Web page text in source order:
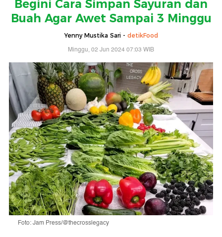
Begini Cara Simpan Sayuran dan
Buah Agar Awet Sampai 3 Minggu
Yenny Mustika Sari - detikFood
Minggu, 02 Jun 2024 07:03 WIB
Foto: Jam Press/@thecrosslegacy